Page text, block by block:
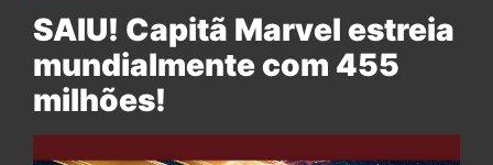
SAIU! Capitã Marvel estreia
mundialmente com 455
milhões!